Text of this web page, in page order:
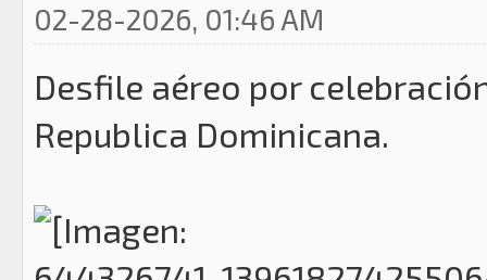
02-28-2026, 01:46 AM
Desfile aéreo por
Republica Dominicana.